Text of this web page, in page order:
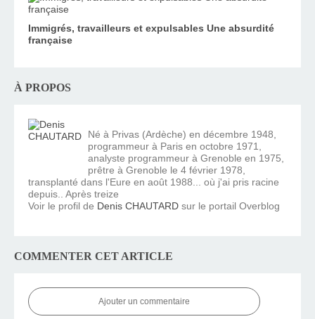
Immigrés, travailleurs et expulsables Une absurdité
française
À PROPOS
Né à Privas (Ardèche) en décembre 1948,
programmeur à Paris en octobre 1971,
analyste programmeur à Grenoble en 1975,
prêtre à Grenoble le 4 février 1978,
transplanté dans l'Eure en août 1988... où j'ai pris racine
depuis.. Après treize
Voir le profil de Denis CHAUTARD sur le portail Overblog
COMMENTER CET ARTICLE
Ajouter un commentaire